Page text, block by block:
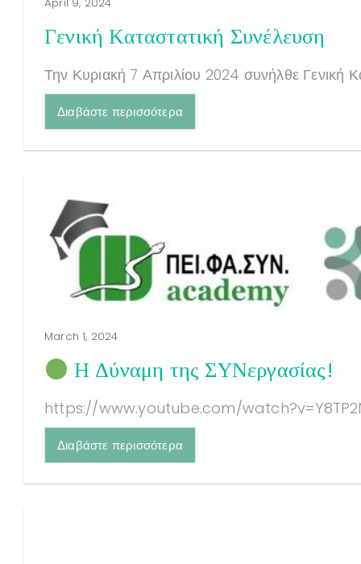
Γενική Καταστατική Συνέλευση
Την Κυριακή 7 Απριλίου 2024 συνήλθε Γενική
Διαβάστε περισσότερα
March 1, 2024
Η Δύναμη της ΣΥΝεργασίας!
https://www.youtube.com/
Διαβάστε περισσότερα